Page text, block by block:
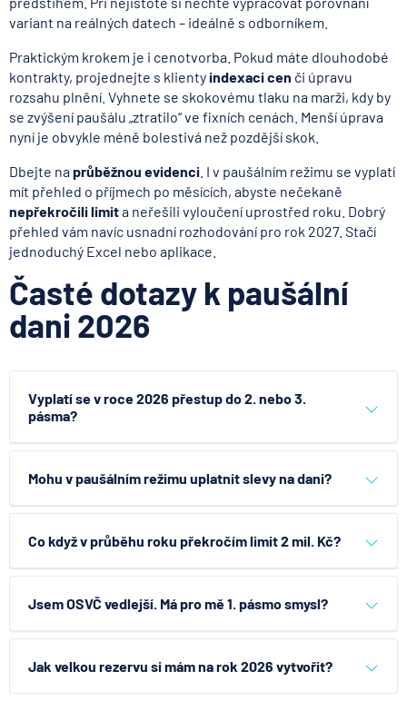
variant na reálných datech – ideálně s odborníkem.
Praktickým krokem je i cenotvorba. Pokud máte dlouhodobé
kontrakty, projednejte s klientyindexaci cen či úpravu
rozsahu plnění. Vyhnete se skokovému tlaku na marži, kdy by
se zvýšení paušálu „ztratilo“ ve fixních cenách. Menší úprava
nyní je obvykle méně bolestivá než pozdější skok.
Dbejte na průběžnou evidenci . I v paušálním režimu se vyplatí
mít přehled o příjmech po měsících, abyste nečekaně
nepřekročili limita neřešili vyloučení uprostřed roku. Dobrý
přehled vám navíc usnadní rozhodování pro rok 2027. Stačí
jednoduchý Excel nebo aplikace.
Časté dotazy k paušální
dani 2026
Vyplatí se v roce 2026 přestup do 2. nebo 3.
pásma?
Máte-li vyšší příjmy a strukturu činností odpovídající
klasického režimu. Rozhodnutí závisí na nákladech,
slevách a plánovaných investicích.
Mohu v paušálním režimu uplatnit slevy na dani?
V 1. pásmu je daňová složka minimální; specifické slevy
a odčitatelné položky uplatníte v klasickém režimu.
Porovnání variant je proto klíčové.
Co když v průběhu roku překročím limit 2 mil. Kč?
Počítejte s vyloučením z režimu a povinností podat
přiznání a přehledy za celý rok. Sledujte fakturaci
průběžně, ať moment překročení limitu řídíte.
Jsem OSVČ vedlejší. Má pro mě 1. pásmo smysl?
Záleží na kombinaci příjmů a nákladů; u vedlejší činnosti
paušálů často výhodnější. Ověřte v kalkulačce a
případně se poraďte v poradně.
Jak velkou rezervu si mám na rok 2026 vytvořit?